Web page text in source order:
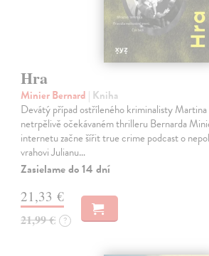
Hra
Minier Bernard | Kniha
Devátý případ ostříleného kriminalisty Martina
netrpělivě očekávaném thrilleru Bernarda
internetu začne šířit true crime podcast o
vrahovi Julianu…
Zasielame do 14 dní
21,33 €
21,99 € ?